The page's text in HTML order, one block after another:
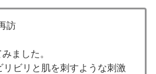
訪
ました。
ビリと肌を刺すような刺激